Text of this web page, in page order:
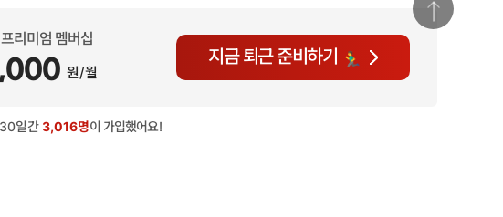
프리미엄 멤버십
원/월
지금 퇴근 준비하기
30일간3,016명이 가입했어요!